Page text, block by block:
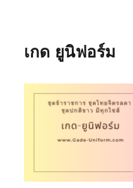
เกด ยูนิฟอร์ม